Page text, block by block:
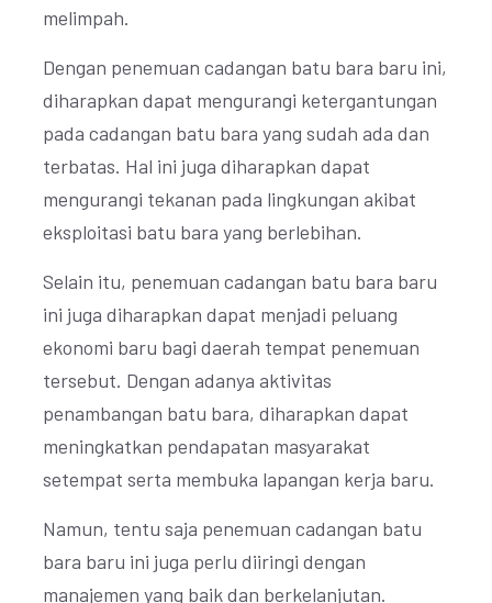
melimpah.
Dengan penemuan cadangan batu bara baru ini,
diharapkan dapat mengurangi ketergantungan
pada cadangan batu bara yang sudah ada dan
terbatas. Hal ini juga diharapkan dapat
mengurangi tekanan pada lingkungan akibat
eksploitasi batu bara yang berlebihan.
Selain itu, penemuan cadangan batu bara baru
ini juga diharapkan dapat menjadi peluang
ekonomi baru bagi daerah tempat penemuan
tersebut. Dengan adanya aktivitas
penambangan batu bara, diharapkan dapat
meningkatkan pendapatan masyarakat
setempat serta membuka lapangan kerja baru.
Namun, tentu saja penemuan cadangan batu
bara baru ini juga perlu diiringi dengan
manajemen yang baik dan berkelanjutan.